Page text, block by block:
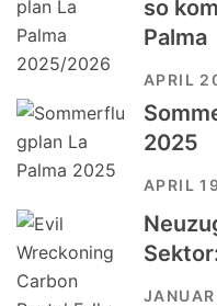
so
Palma
APRIL
2025
APRIL